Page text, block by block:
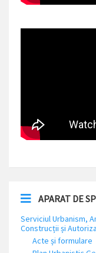
APARAT DE
Serviciul Urbanism,
Construcții și
Acte și formulare